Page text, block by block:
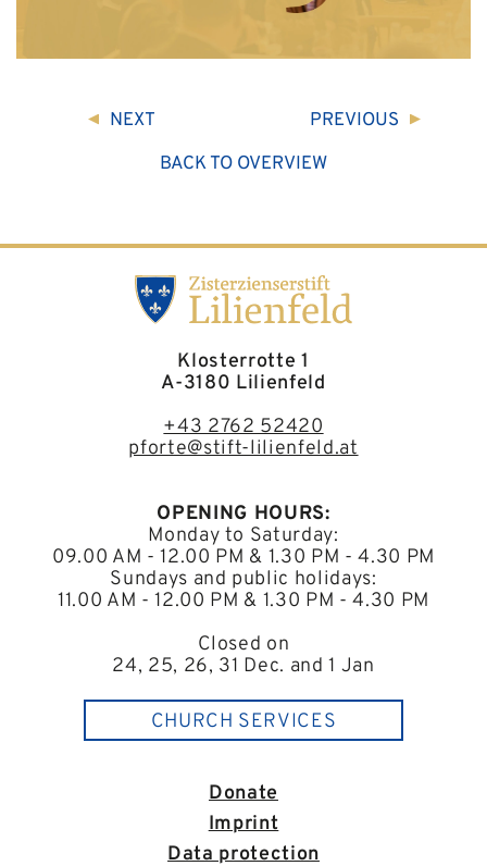
NEXT
BACK TO OVERVIEW
PREVIOUS
Klosterrotte 1
A-3180 Lilienfeld
+43 2762 52420
pforte@stift-lilienfeld.at
OPENING HOURS:
Monday to Saturday:
09.00 AM - 12.00 PM & 1.30 PM - 4.30 PM
Sundays and public holidays:
11.00 AM - 12.00 PM & 1.30 PM - 4.30 PM
Closed on
24, 25, 26, 31 Dec. and 1 Jan
CHURCH SERVICES
Donate
Imprint
Data protection